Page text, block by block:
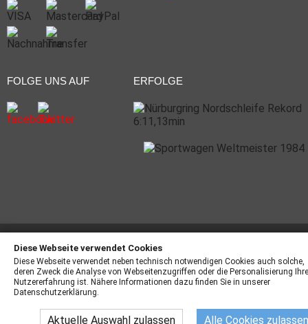
FOLGE UNS AUF ERFOLGE
Preisangaben inkl. gesetzliche MwSt. zzgl.
Diese Webseite verwendet Cookies
Diese Webseite verwendet neben technisch notwendigen Cookies auch solche,
deren Zweck die Analyse von Webseitenzugriffen oder die Personalisierung
Nutzererfahrung ist. Nähere Informationen dazu finden Sie in unserer
Datenschutzerklärung.
Aktuelle Auswahl zulassen Alle Cookies zulassen